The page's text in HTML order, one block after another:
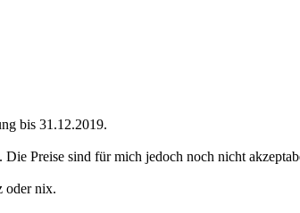
bis 31.12.2019.
Preise sind für mich jedoch noch nicht
oder nix.